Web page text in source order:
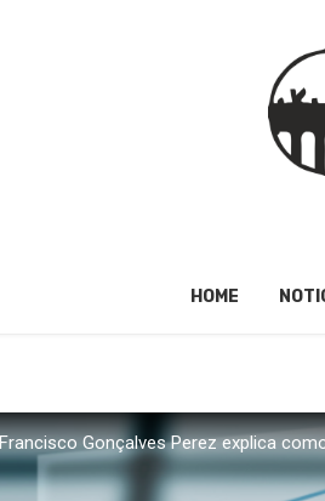
HOME
Francisco Gonçalves Perez explica